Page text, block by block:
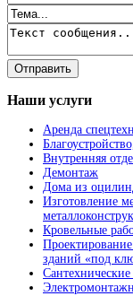
Наши услуги
Аренда
Внутренняя
Демонтаж
Дома из
Изготовление
Кровельные
зданий «под